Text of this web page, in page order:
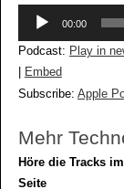
Audio-
00:00
Podcast: Play in
Embed
Subscribe: Apple
Mehr
Höre die Tracks
Seite